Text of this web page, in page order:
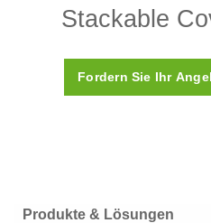
Stackable
Fordern Sie Ihr
Produkte & Lösungen